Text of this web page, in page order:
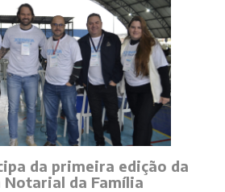
da primeira edição da
Notarial da Família